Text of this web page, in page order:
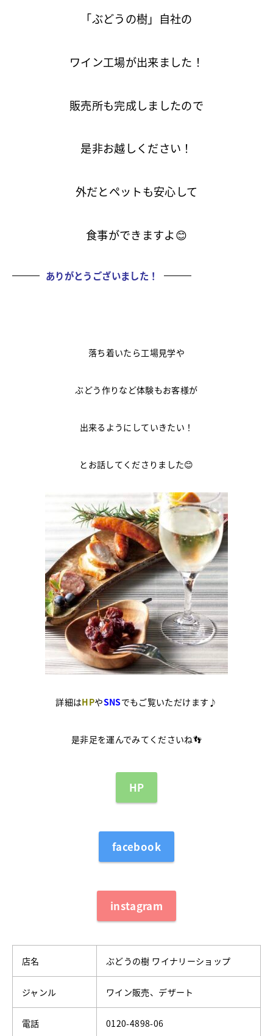
「ぶどうの樹」自社の
ワイン工場が出来ました！
販売所も完成しましたので
是非お越しください！
外だとペットも安心して
食事ができますよ😊
ありがとうございました！
落ち着いたら工場見学や
ぶどう作りなど体験もお客様が
出来るようにしていきたい！
とお話してくださりました😊
詳細はHPやSNSでもご覧いただけます♪
是非足を運んでみてくださいね👣
HP
facebook
instagram
店名 ぶどうの樹 ワイナリーショップ
ジャンル ワイン販売、デザート
電話 0120-4898-06